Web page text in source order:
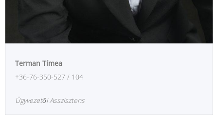
Terman Tímea
+36-76-350-527 / 104
Ügyvezetői Asszisztens